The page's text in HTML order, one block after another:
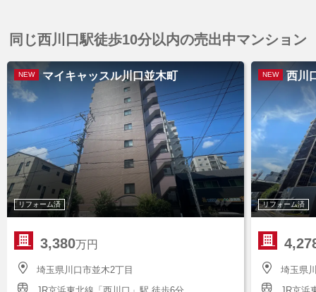
同じ西川口駅徒歩10分以内の売出中マンション
NEW マイキャッスル川口並木町
リフォーム済
3,380万円
埼玉県川口市並木2丁目
NEW 西川
リフォーム済
埼玉県